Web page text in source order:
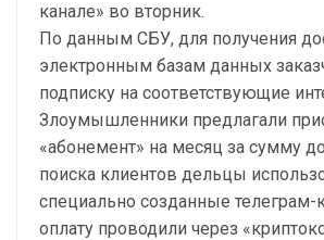
канале» во вторник.
По данным СБУ, для получения
электронным базам данных
подписку на соответствующие
Злоумышленники предлагали
«абонемент» на месяц за сумму
поиска клиентов дельцы
специально созданные телеграм-
оплату проводили через